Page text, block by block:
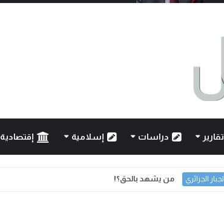
تقارير دراسات إسلامية إقتصادية
لماذا تعادي السعودية اليمن؟!